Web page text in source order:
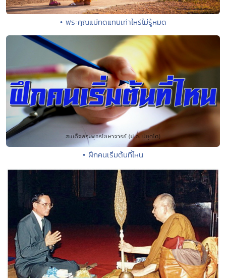
• พระคุณแม่ทดแทนเท่าไหร่ไม่รู้หมด
• ฝึกคนเริ่มต้นที่ไหน